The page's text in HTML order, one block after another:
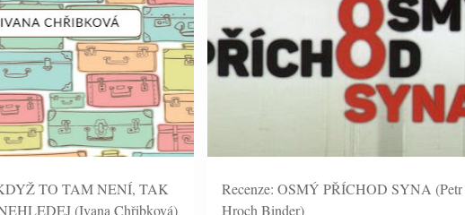
TO TAM NENÍ, TAK
(Ivana Chřibková)
Recenze: OSMÝ PŘÍCHOD SYNA (Petr
Hroch Binder)
RECENZE